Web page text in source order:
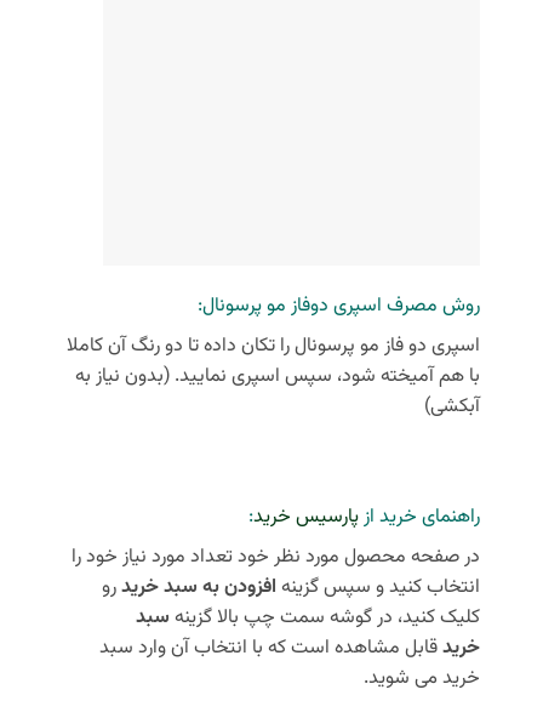
روش مصرف اسپری دوفاز مو پرسونال:
اسپری دو فاز مو پرسونال را تکان داده تا دو رنگ آن کاملا
با هم آمیخته شود، سپس اسپری نمایید. (بدون نیاز به
آبکشی)
راهنمای خرید ازپارسیس خرید:
در صفحه محصول مورد نظر خود تعداد مورد نیاز خود را
انتخاب کنید و سپس گزینه افزودن به سبد خریدرو
کلیک کنید، در گوشه سمت چپ بالا گزینه سبد
خریدقابل مشاهده است که با انتخاب آن وارد سبد
خرید می شوید.